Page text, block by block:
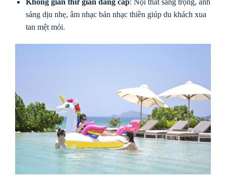
Không gian thư giãn đẳng cấp: Nội thất sang trọng, ánh
sáng dịu nhẹ, âm nhạc bản nhạc thiền giúp du khách xua
tan mệt mỏi.